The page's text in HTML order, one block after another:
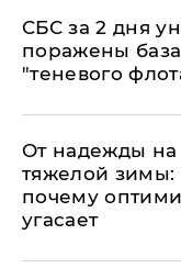
СБС за 2 дня
поражены
"теневого
От надежды
тяжелой зимы:
почему
угасает